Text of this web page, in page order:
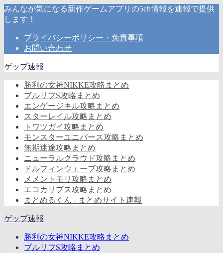
みんなが気になる新作ゲームアプリの5ch情報を速報で提供
します！
プライバシーポリシー・免責事項
お問い合わせ
ゲップ速報
勝利の女神NIKKE攻略まとめ
ブルリフS攻略まとめ
エンゲージキル攻略まとめ
スターレイル攻略まとめ
トワツガイ攻略まとめ
モンスターユニバース攻略まとめ
無期迷途攻略まとめ
ニューラルクラウド攻略まとめ
ドルフィンウェーブ攻略まとめ
メメントモリ攻略まとめ
エコカリプス攻略まとめ
まとめるくん - まとめサイト速報
ゲップ速報
勝利の女神NIKKE攻略まとめ
ブルリフS攻略まとめ